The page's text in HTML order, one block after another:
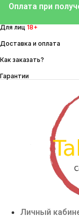
Перейти
содержимому
Оплата при
Для лиц 18+
Доставка и оплата
Как заказать?
Гарантии
Личный